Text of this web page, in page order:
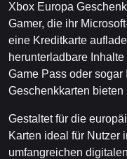
Xbox Europa
Gamer, die ihr
eine Kreditkarte
herunterladbare
Game Pass oder
Geschenkkarten
Gestaltet für die
Karten ideal für Nutzer
umfangreichen